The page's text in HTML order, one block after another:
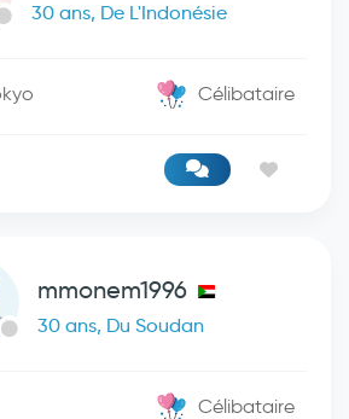
30 ans, De L'Indonésie
Célibataire
mmonem1996
30 ans, Du Soudan
Célibataire